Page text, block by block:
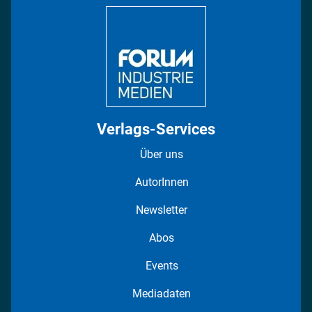
Verlags-Services
Über uns
AutorInnen
Newsletter
Abos
Events
Mediadaten